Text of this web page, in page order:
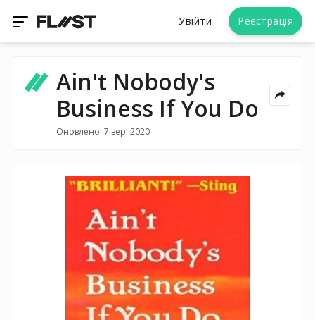
Увійти Реєстрація
Ain't Nobody's
Business If You Do
Оновлено: 7 вер. 2020